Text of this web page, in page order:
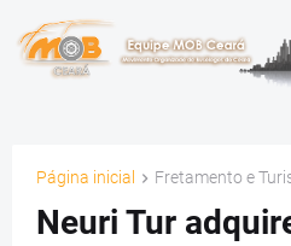
Página inicial Fretamento e
Neuri Tur